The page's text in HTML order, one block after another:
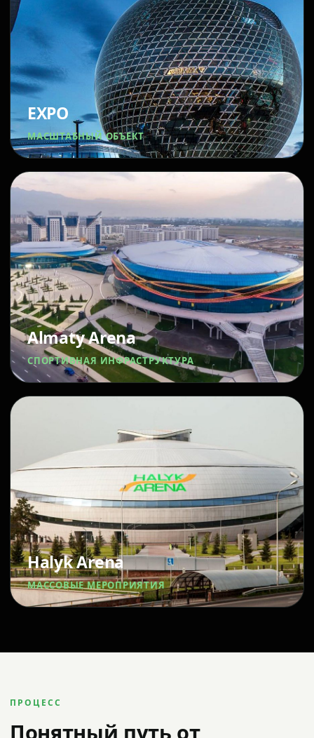
EXPO
МАСШТАБНЫЙ ОБЪЕКТ
Almaty Arena
СПОРТИВНАЯ ИНФРАСТРУКТУРА
Halyk Arena
МАССОВЫЕ МЕРОПРИЯТИЯ
ПРОЦЕСС
Понятный путь от